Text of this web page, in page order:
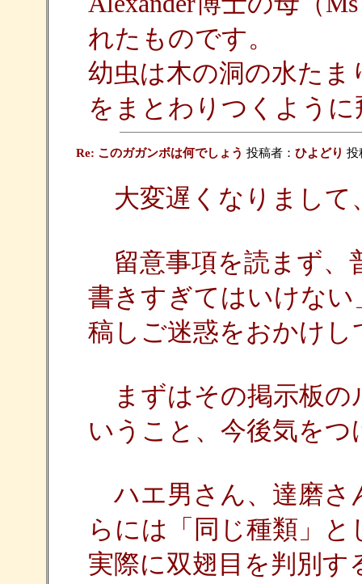
れたものです。
幼虫は木の洞の水た
をまとわりつくよう
Re: このガガンボは何でしょう 投稿者： ひよどり 投
大変遅くなりまして
留意事項を読まず、
書きすぎてはいけな
稿しご迷惑をおかけ
まずはその掲示板の
いうこと、今後気を
ハエ男さん、達磨さ
らには「同じ種類」
実際に双翅目を判別